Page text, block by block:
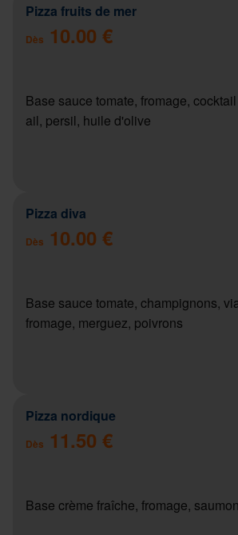
Pizza fruits de mer
Dès 10.00 €
Base sauce tomate, fromage,
ail, persil, huile d'olive
Pizza diva
Dès 10.00 €
Base sauce tomate, champignons,
fromage, merguez, poivrons
Pizza nordique
Dès 11.50 €
Base crème fraîche, fromage,